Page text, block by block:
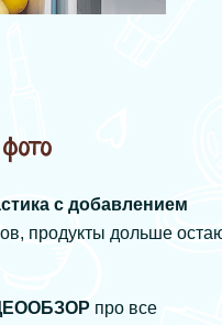
с добавлением
продукты дольше
про все